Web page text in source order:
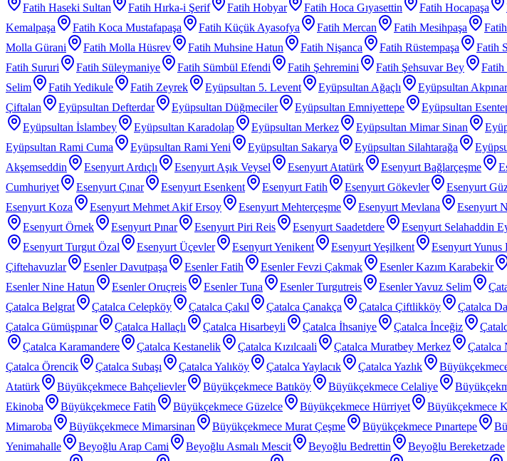
Fatih Haseki Sultan
Fatih Hırka-i Şerif Fatih Hobyar Fatih Hoca Gıyasettin Fatih Hocapaşa
Kemalpaşa
Fatih Koca Mustafapaşa Fatih Küçük Ayasofya Fatih Mercan Fatih Mesihpaşa
Molla Gürani
Fatih Molla Hüsrev Fatih Muhsine Hatun Fatih Nişanca Fatih Rüstempaşa Fatih
Fatih Sururi
Fatih Süleymaniye Fatih Sümbül Efendi Fatih Şehremini Fatih Şehsuvar Bey Fatih
Selim
Fatih Yedikule Fatih Zeyrek Eyüpsultan 5. Levent Eyüpsultan Ağaçlı Eyüpsultan Akpınar
Çiftalan
Eyüpsultan Defterdar Eyüpsultan Düğmeciler Eyüpsultan Emniyettepe Eyüpsultan
Eyüpsultan İslambey
Eyüpsultan Karadolap Eyüpsultan Merkez Eyüpsultan Mimar Sinan
Eyüpsultan Rami Cuma
Eyüpsultan Rami Yeni Eyüpsultan Sakarya Eyüpsultan Silahtarağa
Akşemseddin
Esenyurt Ardıçlı Esenyurt Aşık Veysel Esenyurt Atatürk Esenyurt Bağlarçeşme
Cumhuriyet
Esenyurt Çınar Esenyurt Esenkent Esenyurt Fatih Esenyurt Gökevler Esenyurt
Esenyurt Koza
Esenyurt Mehmet Akif Ersoy Esenyurt Mehterçeşme Esenyurt Mevlana Esenyurt
Esenyurt Örnek
Esenyurt Pınar Esenyurt Piri Reis Esenyurt Saadetdere Esenyurt Selahaddin
Esenyurt Turgut Özal
Esenyurt Üçevler Esenyurt Yenikent Esenyurt Yeşilkent Esenyurt Yunus
Çiftehavuzlar
Esenler Davutpaşa Esenler Fatih Esenler Fevzi Çakmak Esenler Kazım Karabekir
Esenler Nine Hatun
Esenler Oruçreis Esenler Tuna Esenler Turgutreis Esenler Yavuz Selim
Çatalca Belgrat
Çatalca Celepköy Çatalca Çakıl Çatalca Çanakça Çatalca Çiftlikköy Çatalca
Çatalca Gümüşpınar
Çatalca Hallaçlı Çatalca Hisarbeyli Çatalca İhsaniye Çatalca İnceğiz
Çatalca Karamandere
Çatalca Kestanelik Çatalca Kızılcaali Çatalca Muratbey Merkez Çatalca
Çatalca Örencik
Çatalca Subaşı Çatalca Yalıköy Çatalca Yaylacık Çatalca Yazlık
Atatürk
Büyükçekmece Bahçelievler Büyükçekmece Batıköy Büyükçekmece Celaliye
Ekinoba
Büyükçekmece Fatih Büyükçekmece Güzelce Büyükçekmece Hürriyet Büyükçekmece
Mimaroba
Büyükçekmece Mimarsinan Büyükçekmece Murat Çeşme Büyükçekmece Pınartepe
Yenimahalle
Beyoğlu Arap Cami Beyoğlu Asmalı Mescit Beyoğlu Bedrettin Beyoğlu Bereketzade